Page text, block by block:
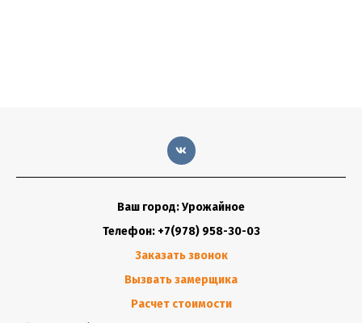
Ваш город: Урожайное
Телефон: +7(978) 958-30-03
Заказать звонок
Вызвать замерщика
Расчет стоимости